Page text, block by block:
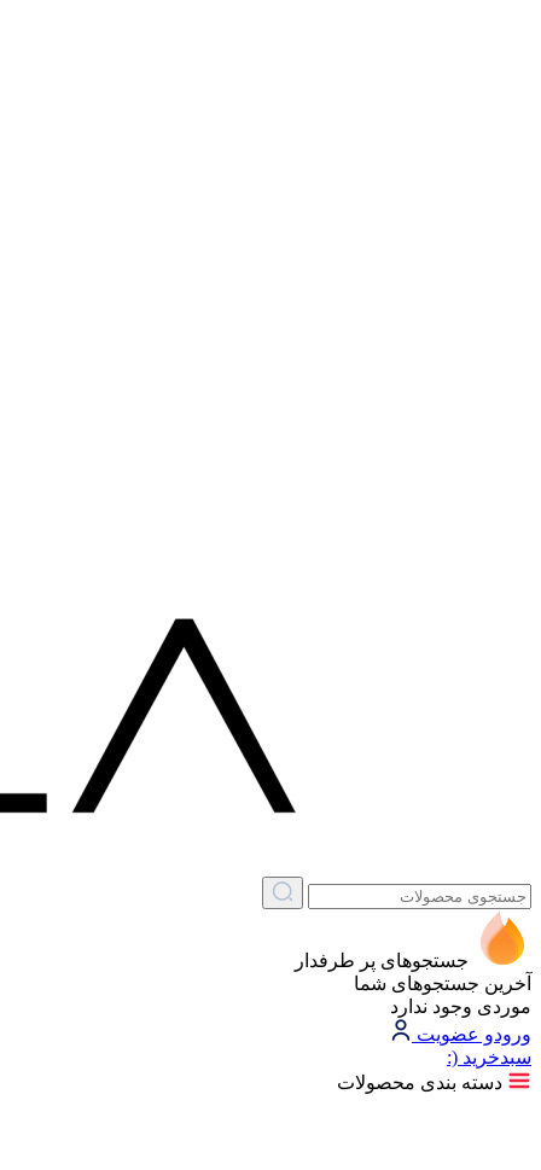
جستجوهای پر طرفدار
آخرین جستجوهای شما
موردی وجود ندارد
ورودو عضویت
سبد‌خرید (:
دسته بندی محصولات